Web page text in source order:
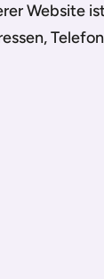
Website